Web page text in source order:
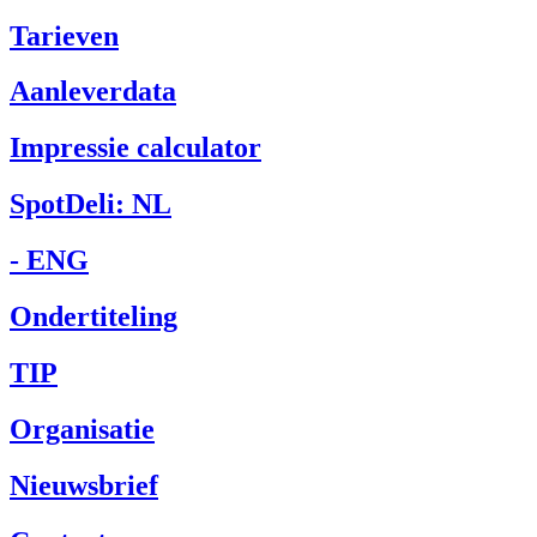
Tarieven
Aanleverdata
Impressie calculator
SpotDeli: NL
- ENG
Ondertiteling
TIP
Organisatie
Nieuwsbrief